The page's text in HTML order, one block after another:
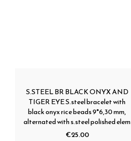
S.STEEL BR BLACK ONYX AND
TIGER EYE S.steel bracelet with
black onyx rice beads 9*6,30 mm,
alternated with s.steel polished elem
€25.00